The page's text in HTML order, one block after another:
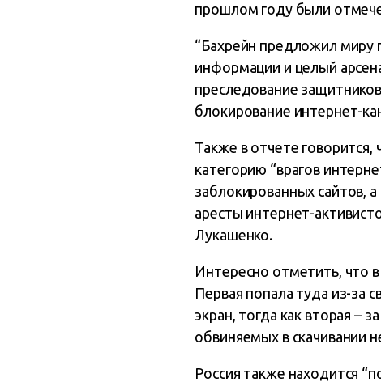
прошлом году были
“Бахрейн предложил миру
информации и целый
преследование
блокирование интернет-
Также в отчете
категорию “врагов
заблокированных сайтов,
аресты интернет-
Лукашенко.
Интересно отметить, что
Первая попала туда из-за
экран, тогда как вторая –
обвиняемых в скачивании
Россия также находится